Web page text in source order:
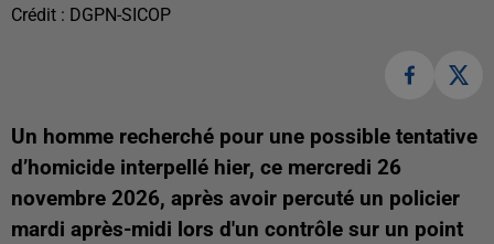
Crédit : DGPN-SICOP
Un homme recherché pour une possible tentative
d’homicide interpellé hier, ce mercredi 26
novembre 2026, après avoir percuté un policier
mardi après-midi lors d'un contrôle sur un point